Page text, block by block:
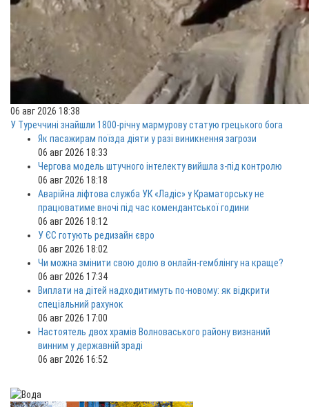
06 авг 2026 18:38
У Туреччині знайшли 1800-річну мармурову статую грецького бога
Як пасажирам поїзда діяти у разі виникнення загрози
06 авг 2026 18:33
Чергова модель штучного інтелекту вийшла з-під контролю
06 авг 2026 18:18
Аварійна ліфтова служба УК «Ладіс» у Краматорську не
працюватиме вночі під час комендантської години
06 авг 2026 18:12
У ЄС готують редизайн євро
06 авг 2026 18:02
Чи можна змінити свою долю в онлайн-гемблінгу на краще?
06 авг 2026 17:34
Виплати на дітей надходитимуть по-новому: як відкрити
спеціальний рахунок
06 авг 2026 17:00
Настоятель двох храмів Волноваського району визнаний
винним у державній зраді
06 авг 2026 16:52